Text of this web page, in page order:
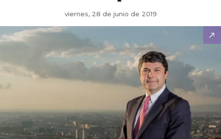
viernes, 28 de junio de 2019